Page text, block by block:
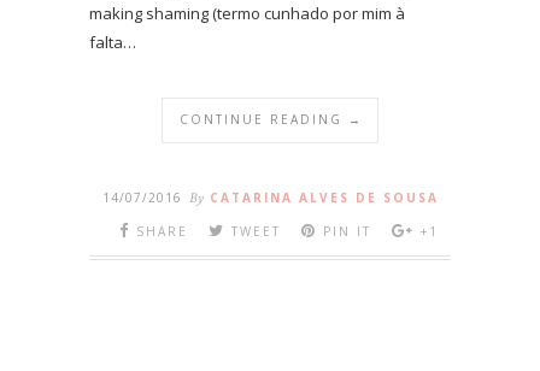
making shaming (termo cunhado por mim à
falta…
CONTINUE READING →
14/07/2016 By CATARINA ALVES DE SOUSA
SHARE
TWEET PIN IT +1